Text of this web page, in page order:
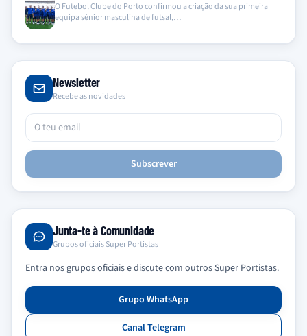
O Futebol Clube do Porto confirmou a criação da sua primeira
equipa sénior masculina de futsal,…
Newsletter
Recebe as novidades
Subscrever
Junta-te à Comunidade
Grupos oficiais Super Portistas
Entra nos grupos oficiais e discute com outros Super Portistas.
Grupo WhatsApp
Canal Telegram